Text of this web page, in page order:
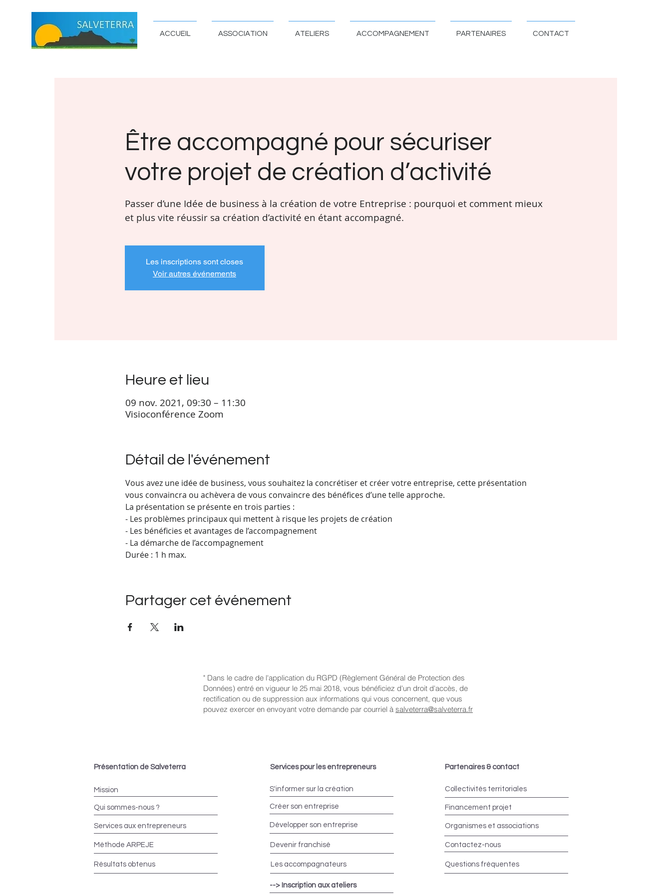
ACCUEIL ASSOCIATION ATELIERS ACCOMPAGNEMENT PARTENAIRES CONTACT
Être accompagné pour sécuriser
votre projet de création d’activité
Passer d’une Idée de business à la création de votre Entreprise : pourquoi et comment mieux
et plus vite réussir sa création d’activité en étant accompagné.
Les inscriptions sont closes
Voir autres événements
Heure et lieu
09 nov. 2021, 09:30 – 11:30
Visioconférence Zoom
Détail de l'événement
Vous avez une idée de business, vous souhaitez la concrétiser et créer votre entreprise, cette présentation
vous convaincra ou achèvera de vous convaincre des bénéfices d’une telle approche.
La présentation se présente en trois parties :
- Les problèmes principaux qui mettent à risque les projets de création
- Les bénéficies et avantages de l’accompagnement
- La démarche de l’accompagnement
Durée : 1 h max.
Partager cet événement
" Dans le cadre de l'application du RGPD (Règlement Général de Protection des
Données) entré en vigueur le 25 mai 2018, vous bénéficiez d'un droit d'accès, de
rectification ou de suppression aux informations qui vous concernent, que vous
pouvez exercer en envoyant votre demande par courriel à salveterra@salveterra.fr
Présentation de Salveterra
Mission
Qui sommes-nous ?
Services aux entrepreneurs
Méthode ARPEJE
Résultats obtenus
Services pour les entrepreneurs
S'informer sur la création
Créer son entreprise
Développer son entreprise
Devenir franchisé
Les accompagnateurs
Partenaires & contact
Collectivités territoriales
Financement projet
Organismes et associations
Contactez-nous
Questions fréquentes
--> Inscription aux ateliers